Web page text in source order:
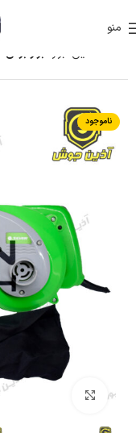
منو
آذین ابزار ابزار برقی
ناموجود
بزرگنمایی تصویر